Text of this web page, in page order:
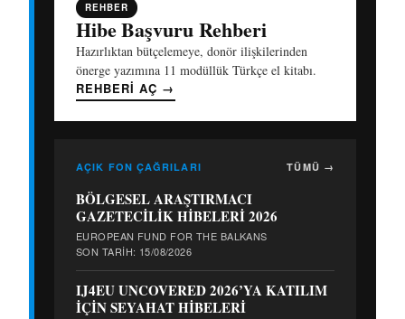
REHBER
Hibe Başvuru Rehberi
Hazırlıktan bütçelemeye, donör ilişkilerinden
önerge yazımına 11 modüllük Türkçe el kitabı.
REHBERI AÇ →
AÇIK FON ÇAĞRILARI TÜMÜ →
BÖLGESEL ARAŞTIRMACI
GAZETECİLİK HİBELERİ 2026
EUROPEAN FUND FOR THE BALKANS
SON TARIH: 15/08/2026
IJ4EU UNCOVERED 2026’YA KATILIM
İÇİN SEYAHAT HİBELERİ